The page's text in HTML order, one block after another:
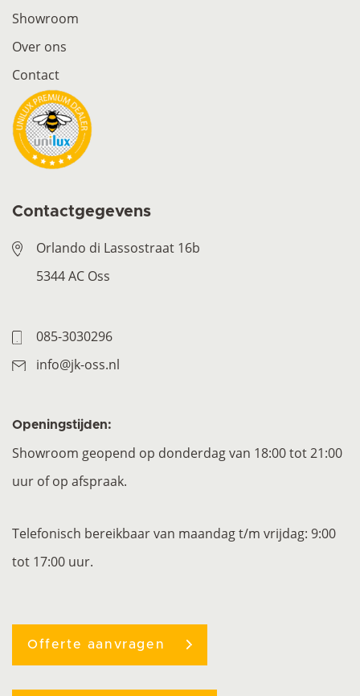
Showroom
Over ons
Contact
Contactgegevens
Orlando di Lassostraat 16b
5344 AC Oss
085-3030296
info@jk-oss.nl
Openingstijden:
Showroom geopend op donderdag van 18:00 tot 21:00
uur of op afspraak.
Telefonisch bereikbaar van maandag t/m vrijdag: 9:00
tot 17:00 uur.
Offerte aanvragen